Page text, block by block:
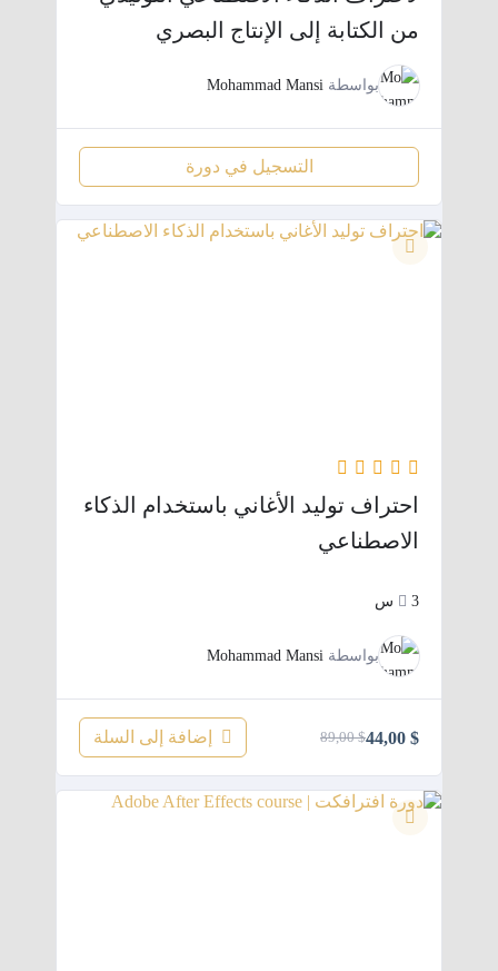
من الكتابة إلى الإنتاج البصري
بواسطة Mohammad Mansi
التسجيل في دورة
احتراف توليد الأغاني باستخدام الذكاء
الاصطناعي
3س
بواسطة Mohammad Mansi
$
89,00
السعر
الأصلي
هو:
$
السعر
الحالي
هو:
إضافة إلى السلة